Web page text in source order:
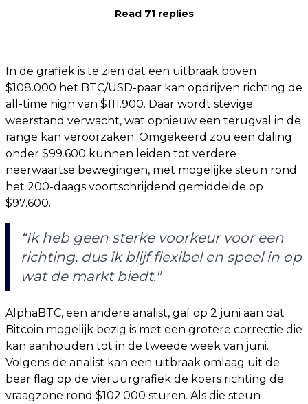
Read 71 replies
In de grafiek is te zien dat een uitbraak boven
$108.000 het BTC/USD-paar kan opdrijven richting de
all-time high van $111.900. Daar wordt stevige
weerstand verwacht, wat opnieuw een terugval in de
range kan veroorzaken. Omgekeerd zou een daling
onder $99.600 kunnen leiden tot verdere
neerwaartse bewegingen, met mogelijke steun rond
het 200-daags voortschrijdend gemiddelde op
$97.600.
“Ik heb geen sterke voorkeur voor een
richting, dus ik blijf flexibel en speel in op
wat de markt biedt."
AlphaBTC, een andere analist, gaf op 2 juni aan dat
Bitcoin mogelijk bezig is met een grotere correctie die
kan aanhouden tot in de tweede week van juni.
Volgens de analist kan een uitbraak omlaag uit de
bear flag op de vieruurgrafiek de koers richting de
vraagzone rond $102.000 sturen. Als die steun